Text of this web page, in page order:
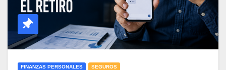
FINANZAS PERSONALES SEGUROS